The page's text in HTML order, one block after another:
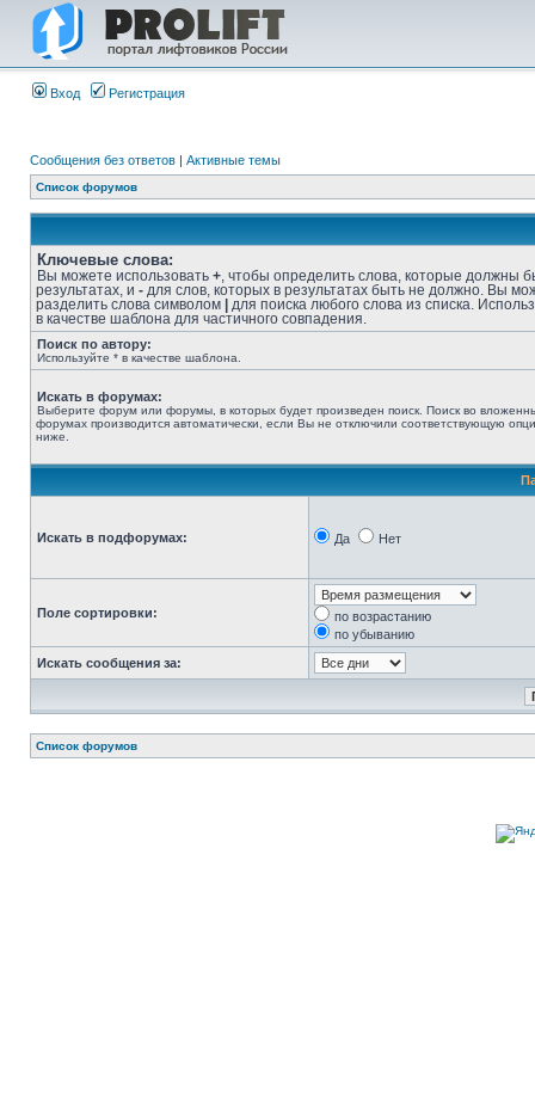
Вход Регистрация
Сообщения без ответов | Активные темы
Список форумов
Ключевые слова:
Вы можете использовать + , чтобы определить слова, которые должны
результатах, и - для слов, которых в результатах быть не должно. Вы
разделить слова символом
для поиска любого слова из списка.
в качестве шаблона для частичного совпадения.
Поиск по автору:
Используйте * в качестве шаблона.
Искать в форумах:
Выберите форум или форумы, в которых будет произведен поиск. Поиск во
форумах производится автоматически, если Вы не отключили соответствующую
ниже.
Искать в подфорумах: Да Нет
Поле сортировки:
по возрастанию
по убыванию
Искать сообщения за:
Список форумов